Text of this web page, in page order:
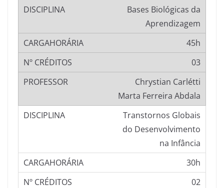
Bases Biológicas da
Aprendizagem
45h
03
Chrystian Carlétti
Marta Ferreira Abdala
Transtornos Globais
do Desenvolvimento
na Infância
30h
02